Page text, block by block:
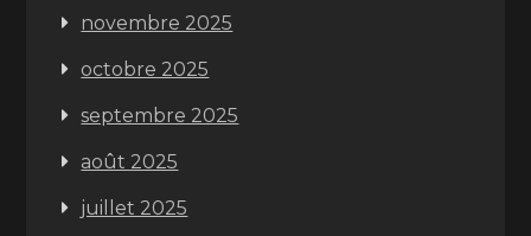
novembre 2025
octobre 2025
septembre 2025
août 2025
juillet 2025